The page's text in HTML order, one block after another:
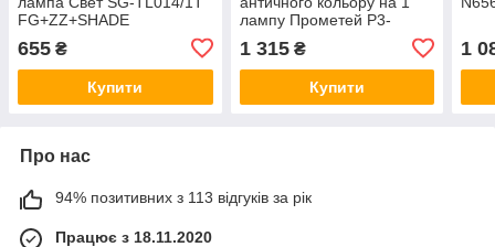
FG+ZZ+SHADE
655 ₴
Купити
лампу Прометей P3-
1 315₴
Купити
1
Про нас
94% позитивних з 113 відгуків за рік
Працює з 18.11.2020